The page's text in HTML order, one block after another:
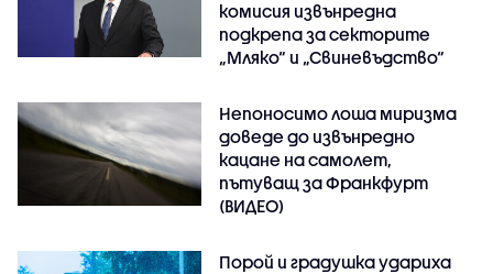
комисия извънредна
подкрепа за секторите
„Мляко“ и „Свиневъдство“
Непоносимо лоша миризма
доведе до извънредно
кацане на самолет,
пътуващ за Франкфурт
(ВИДЕО)
Порой и градушка удариха